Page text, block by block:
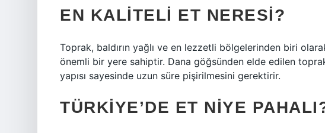
EN KALITELI ET NERESI?
Toprak, baldırın yağlı ve en lezzetli bölgelerinden biri
önemli bir yere sahiptir. Dana göğsünden elde edilen
yapısı sayesinde uzun süre pişirilmesini gerektirir.
TÜRKIYE’DE ET NIYE